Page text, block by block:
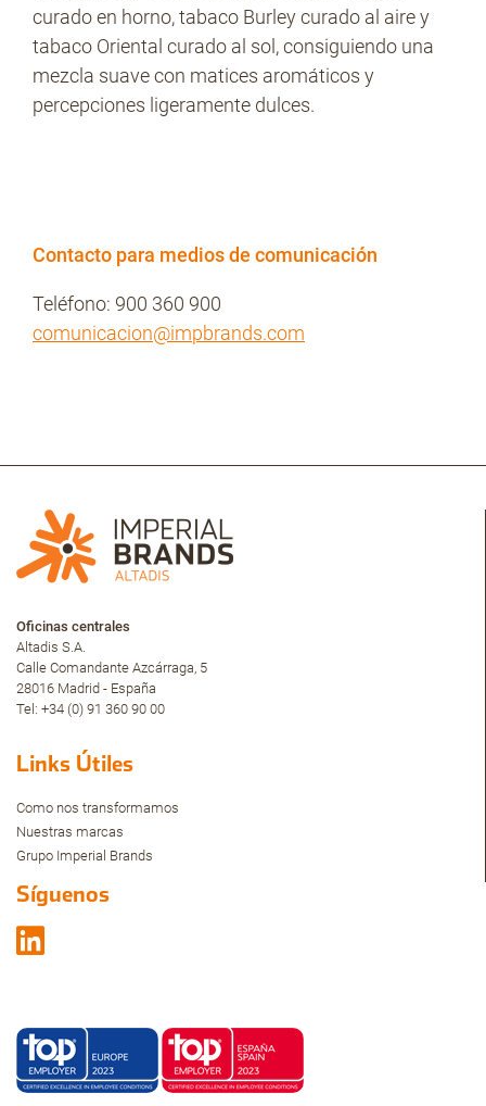
curado en horno, tabaco Burley curado al aire y
tabaco Oriental curado al sol, consiguiendo una
mezcla suave con matices aromáticos y
percepciones ligeramente dulces.
Contacto para medios de comunicación
Teléfono: 900 360 900
comunicacion@impbrands.com
Oficinas centrales
Altadis S.A.
Calle Comandante Azcárraga, 5
28016 Madrid - España
Tel: +34 (0) 91 360 90 00
Links Útiles
Como nos transformamos
Nuestras marcas
Grupo Imperial Brands
Síguenos